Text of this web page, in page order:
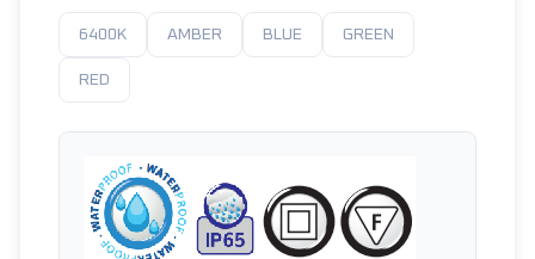
6400K AMBER BLUE GREEN
RED